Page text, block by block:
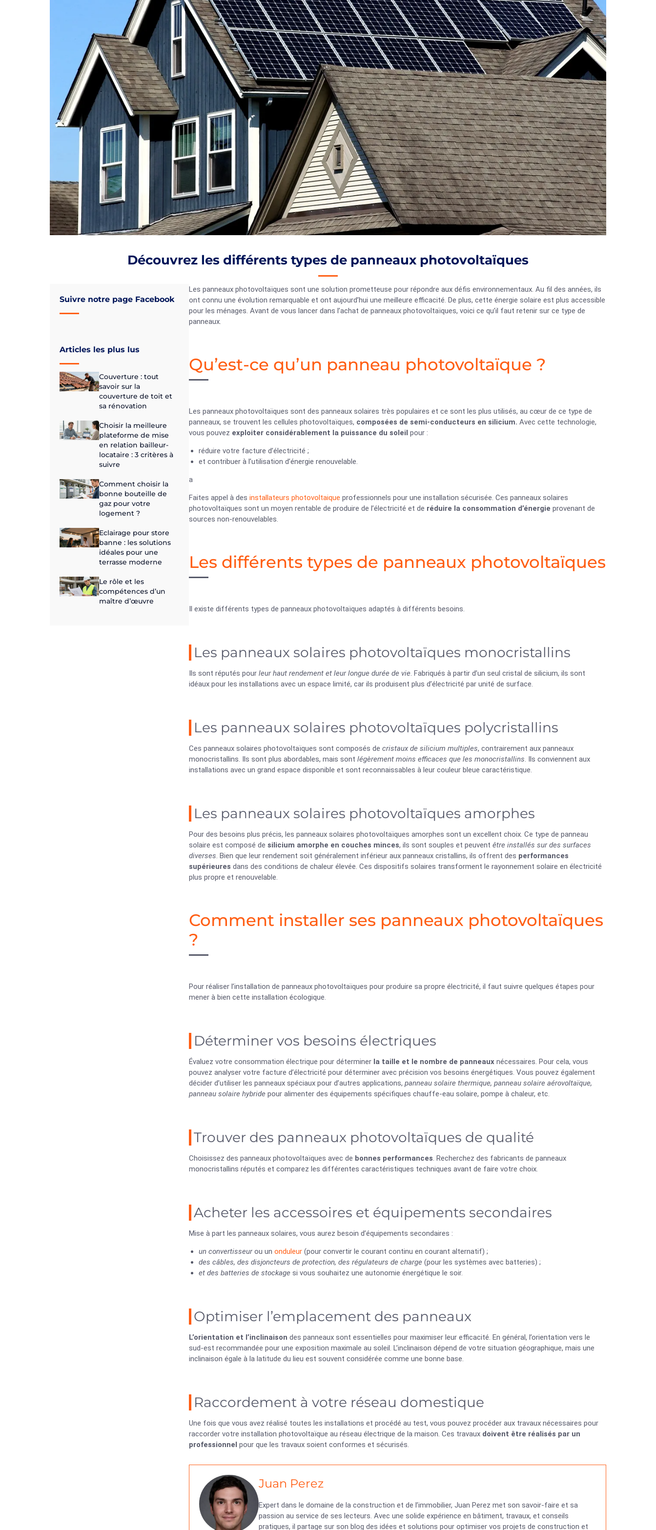
Découvrez les différents types de panneaux photovoltaïques
Suivre notre page Facebook
Articles les plus lus
Couverture : tout
savoir sur la
couverture de toit et
sa rénovation
Choisir la meilleure
plateforme de mise
en relation bailleur-
locataire : 3 critères à
suivre
Comment choisir la
bonne bouteille de
gaz pour votre
logement ?
Eclairage pour store
banne : les solutions
idéales pour une
terrasse moderne
Le rôle et les
compétences d’un
maître d’œuvre
Les panneaux photovoltaïques sont une solution prometteuse pour répondre aux défis environnementaux. Au fil des années, ils
ont connu une évolution remarquable et ont aujourd’hui une meilleure efficacité. De plus, cette énergie solaire est plus accessible
pour les ménages. Avant de vous lancer dans l’achat de panneaux photovoltaïques, voici ce qu’il faut retenir sur ce type de
panneaux.
Qu’est-ce qu’un panneau photovoltaïque ?
Les panneaux photovoltaïques sont des panneaux solaires très populaires et ce sont les plus utilisés, au cœur de ce type de
panneaux, se trouvent les cellules photovoltaïques, composées de semi-conducteurs en silicium. Avec cette technologie,
vous pouvez exploiter considérablement la puissance du soleil pour :
réduire votre facture d’électricité ;
et contribuer à l’utilisation d’énergie renouvelable.
a
Faites appel à des installateurs photovoltaique professionnels pour une installation sécurisée. Ces panneaux solaires
photovoltaïques sont un moyen rentable de produire de l’électricité et de réduire la consommation d’énergie provenant de
sources non-renouvelables.
Les différents types de panneaux photovoltaïques
Il existe différents types de panneaux photovoltaïques adaptés à différents besoins.
Les panneaux solaires photovoltaïques monocristallins
Ils sont réputés pour leur haut rendement et leur longue durée de vie. Fabriqués à partir d’un seul cristal de silicium, ils sont
idéaux pour les installations avec un espace limité, car ils produisent plus d’électricité par unité de surface.
Les panneaux solaires photovoltaïques polycristallins
Ces panneaux solaires photovoltaïques sont composés de cristaux de silicium multiples, contrairement aux panneaux
monocristallins. Ils sont plus abordables, mais sont légèrement moins efficaces que les monocristallins. Ils conviennent aux
installations avec un grand espace disponible et sont reconnaissables à leur couleur bleue caractéristique.
Les panneaux solaires photovoltaïques amorphes
Pour des besoins plus précis, les panneaux solaires photovoltaïques amorphes sont un excellent choix. Ce type de panneau
solaire est composé de silicium amorphe en couches minces, ils sont souples et peuvent être installés sur des surfaces
diverses. Bien que leur rendement soit généralement inférieur aux panneaux cristallins, ils offrent des performances
supérieures dans des conditions de chaleur élevée. Ces dispositifs solaires transforment le rayonnement solaire en électricité
plus propre et renouvelable.
Comment installer ses panneaux photovoltaïques
?
Pour réaliser l’installation de panneaux photovoltaïques pour produire sa propre électricité, il faut suivre quelques étapes pour
mener à bien cette installation écologique.
Déterminer vos besoins électriques
Évaluez votre consommation électrique pour déterminer la taille et le nombre de panneaux nécessaires. Pour cela, vous
pouvez analyser votre facture d’électricité pour déterminer avec précision vos besoins énergétiques. Vous pouvez également
décider d’utiliser les panneaux spéciaux pour d’autres applications, panneau solaire thermique, panneau solaire aérovoltaïque,
panneau solaire hybride pour alimenter des équipements spécifiques chauffe-eau solaire, pompe à chaleur, etc.
Trouver des panneaux photovoltaïques de qualité
Choisissez des panneaux photovoltaïques avec de bonnes performances. Recherchez des fabricants de panneaux
monocristallins réputés et comparez les différentes caractéristiques techniques avant de faire votre choix.
Acheter les accessoires et équipements secondaires
Mise à part les panneaux solaires, vous aurez besoin d’équipements secondaires :
un convertisseurou un onduleur (pour convertir le courant continu en courant alternatif) ;
des câbles, des disjoncteurs de protection, des régulateurs de charge (pour les systèmes avec batteries) ;
et des batteries de stockage si vous souhaitez une autonomie énergétique le soir.
Optimiser l’emplacement des panneaux
L’orientation et l’inclinaison des panneaux sont essentielles pour maximiser leur efficacité. En général, l’orientation vers le
sud-est recommandée pour une exposition maximale au soleil. L’inclinaison dépend de votre situation géographique, mais une
inclinaison égale à la latitude du lieu est souvent considérée comme une bonne base.
Raccordement à votre réseau domestique
Une fois que vous avez réalisé toutes les installations et procédé au test, vous pouvez procéder aux travaux nécessaires pour
raccorder votre installation photovoltaïque au réseau électrique de la maison. Ces travaux doivent être réalisés par un
professionnel pour que les travaux soient conformes et sécurisés.
Juan Perez
Expert dans le domaine de la construction et de l’immobilier, Juan Perez met son savoir-faire et sa
passion au service de ses lecteurs. Avec une solide expérience en bâtiment, travaux, et conseils
pratiques, il partage sur son blog des idées et solutions pour optimiser vos projets de construction et